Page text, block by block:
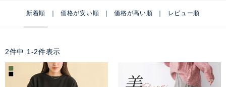
新着順 価格が安い順 価格が高い順 レビュー順
2件中 1 -2件表示